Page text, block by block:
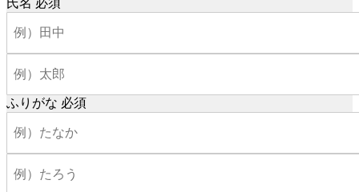
ふりがな 必須